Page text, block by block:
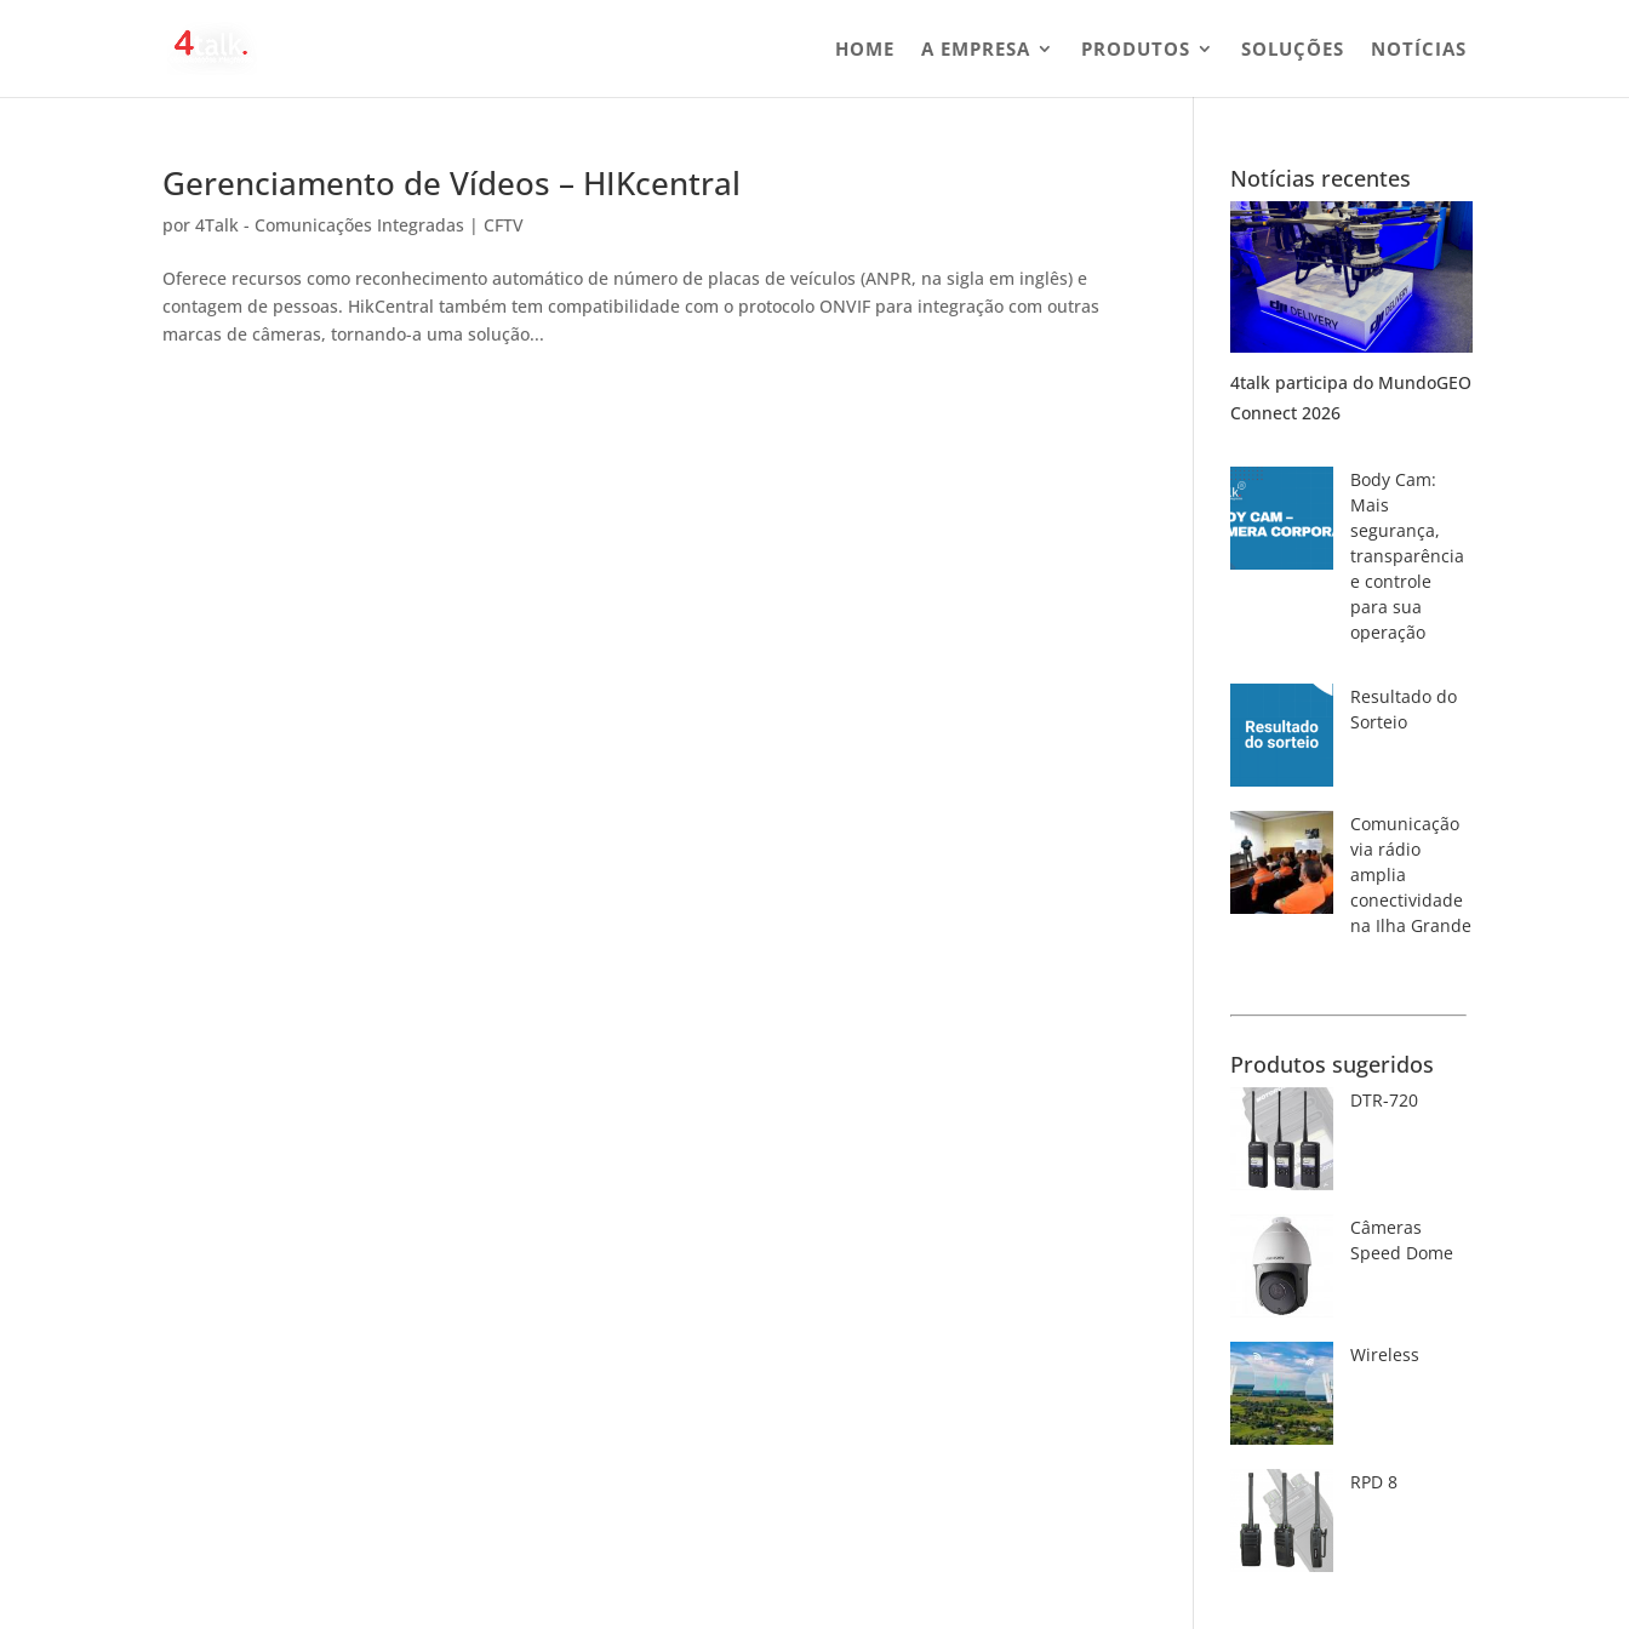
HOME A EMPRESA PRODUTOS SOLUÇÕES NOTÍCIAS
Gerenciamento de Vídeos – HIKcentral
por4Talk - Comunicações Integradas | CFTV
Oferece recursos como reconhecimento automático de número de placas de veículos (ANPR, na sigla em inglês) e
contagem de pessoas. HikCentral também tem compatibilidade com o protocolo ONVIF para integração com outras
marcas de câmeras, tornando-a uma solução...
Notícias recentes
4talk participa do MundoGEO
Connect 2026
Body Cam:
Mais
segurança,
transparência
e controle
para sua
operação
Resultado do
Sorteio
Comunicação
via rádio
amplia
conectividade
na Ilha Grande
Produtos sugeridos
DTR-720
Câmeras
Speed Dome
Wireless
RPD 8